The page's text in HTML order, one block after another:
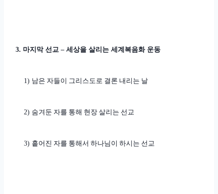
3. 마지막 선교 – 세상을 살리는 세계복음화 운동
1) 남은 자들이 그리스도로 결론 내리는 날
2) 숨겨둔 자를 통해 현장 살리는 선교
3) 흩어진 자를 통해서 하나님이 하시는 선교